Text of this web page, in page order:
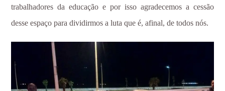
trabalhadores da educação e por isso agradecemos a cessão
desse espaço para dividirmos a luta que é, afinal, de todos nós.